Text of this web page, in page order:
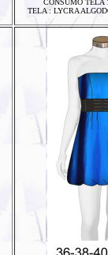
CONSUMO TELA
TELA : LYCRA